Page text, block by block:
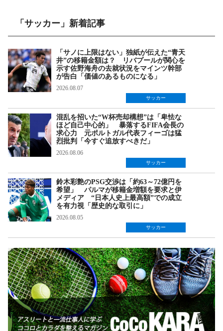
「サッカー」新着記事
「サノに上限はない」独紙が伝えた“青天
井”の移籍金額は？ リバプールが関心を
示す佐野海舟の去就状況をマインツ幹部
が告白「価値のあるものになる」
2026.08.07
サッカー
混乱を招いた“W杯売却構想”は「卑怯な
ほど自己中心的」 暴落するFIFA会長の
求心力 元ポルトガル代表フィーゴは猛
烈批判「今すぐ追放すべきだ」
2026.08.06
サッカー
鈴木彩艶のPSG交渉は「約63～72億円を
希望」 パルマが移籍金増額を要求と伊
メディア “日本人史上最高額”での成立
を有力視「歴史的な取引に」
2026.08.05
サッカー